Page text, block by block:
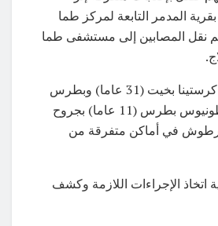
المدمر التابعة لمركز طما
نقل المصابين إلى مستشفى طما
وتبين إصابة كل من كرستينا بخيت (31 عاما) وبطرس
ماهر (33 عاما) وأنطونيوس بطرس (11 عاما) بجروح
في أماكن متفرقة من
اتخاذ الإجراءات اللازمة وكشف